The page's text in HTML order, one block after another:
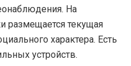
На
размещается текущая
характера. Есть
устройств.